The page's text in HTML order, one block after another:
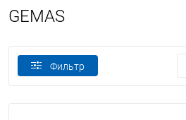
GEMAS
Фильтр